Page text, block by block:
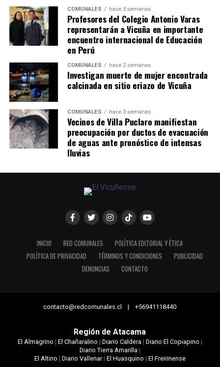
COMUNALES hace 3 semanas
Profesores del Colegio Antonio Varas
representarán a Vicuña en importante
encuentro internacional de Educación
en Perú
COMUNALES hace 2 semanas
Investigan muerte de mujer encontrada
calcinada en sitio eriazo de Vicuña
COMUNALES hace 3 semanas
Vecinos de Villa Puclaro manifiestan
preocupación por ductos de evacuación
de aguas ante pronóstico de intensas
lluvias
INICIO RED COMUNALES
POLÍTICA EDITORIAL Y ÉTICA
POLÍTICA DE PRIVACIDAD
TÉRMINOS Y CONDICIONES
PUBLICIDAD
DENUNCIAS
CONTACTO
contacto@redcomunales.cl | +56941118440
Región de Atacama
El Almagrino | El Chañaralino | Diario Caldera| Diario El Copiapino |
Diario Tierra Amarilla|
El Altino | Diario Vallenar| El Huasquino | El Freirinense